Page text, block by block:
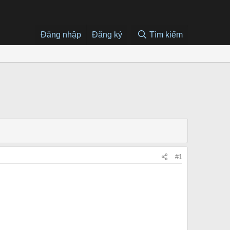
Đăng nhập Đăng ký Tìm kiếm
#1